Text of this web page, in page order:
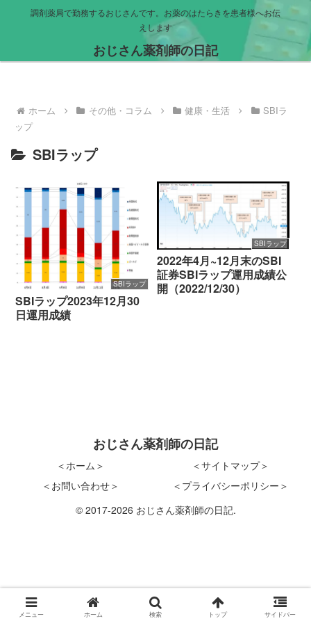
調剤薬局で勤務するおじさんです。お薬のはたらきを患者様へお伝
えします
おじさん薬剤師の日記
ホーム その他・コラム 健康・生活
SBIラ
ップ
SBIラップ
SBIラップ
SBIラップ2023年12月30
日運用成績
SBIラップ
2022年4月~12月末のSBI
証券SBIラップ運用成績公
開（2022/12/30）
おじさん薬剤師の日記
＜ホーム＞
＜サイトマップ＞
＜お問い合わせ＞
＜プライバシーポリシー＞
© 2017-2026 おじさん薬剤師の日記.
メニュー ホーム 検索 トップ サイドバー